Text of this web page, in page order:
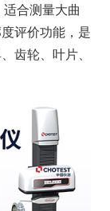
合测量大曲
评价功能，是
齿轮、叶片、